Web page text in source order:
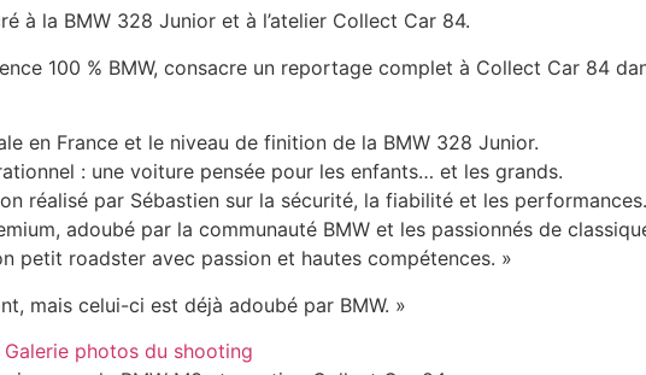
à la BMW 328 Junior et à l’atelier Collect Car 84.
100 % BMW, consacre un reportage complet à Collect Car 84
en France et le niveau de finition de la BMW 328 Junior.
: une voiture pensée pour les enfants… et les grands.
réalisé par Sébastien sur la sécurité, la fiabilité et les performances.
adoubé par la communauté BMW et les passionnés de
petit roadster avec passion et hautes compétences. »
mais celui-ci est déjà adoubé par BMW. »
Galerie photos du shooting